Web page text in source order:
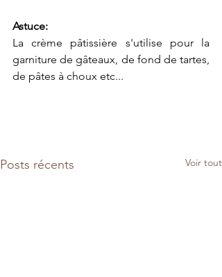
Astuce:
La crème pâtissière s'utilise pour la
garniture de gâteaux, de fond de tartes,
de pâtes à choux etc...
Posts récents Voir tout